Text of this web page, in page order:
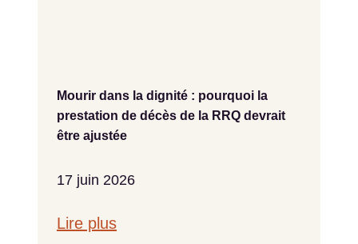
Mourir dans la dignité : pourquoi la
prestation de décès de la RRQ devrait
être ajustée
17 juin 2026
Lire plus